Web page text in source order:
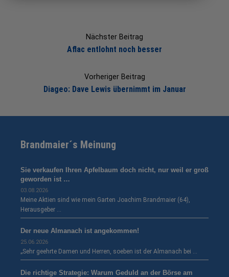
Nächster Beitrag
Aflac entlohnt noch besser
Vorheriger Beitrag
Diageo: Dave Lewis übernimmt im Januar
Brandmaier´s Meinung
Sie verkaufen Ihren Apfelbaum doch nicht, nur weil er groß
geworden ist …
03.08.2026
Meine Aktien sind wie mein Garten Joachim Brandmaier (64),
Herausgeber …
Der neue Almanach ist angekommen!
25.06.2026
„Sehr geehrte Damen und Herren, soeben ist der Almanach bei …
Die richtige Strategie: Warum Geduld an der Börse am